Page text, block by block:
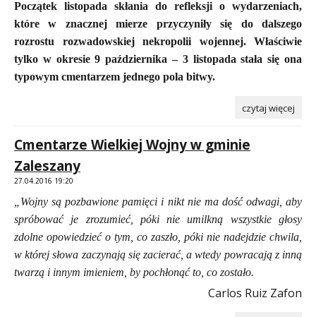
Początek listopada skłania do refleksji o wydarzeniach,
które w znacznej mierze przyczyniły się do dalszego
rozrostu rozwadowskiej nekropolii wojennej. Właściwie
tylko w okresie 9 października – 3 listopada stała się ona
typowym cmentarzem jednego pola bitwy.
czytaj więcej
Cmentarze Wielkiej Wojny w gminie
Zaleszany
27.04.2016 19:20
„Wojny są pozbawione pamięci i nikt nie ma dość odwagi, aby
spróbować je zrozumieć, póki nie umilkną wszystkie głosy
zdolne opowiedzieć o tym, co zaszło, póki nie nadejdzie chwila,
w której słowa zaczynają się zacierać, a wtedy powracają z inną
twarzą i innym imieniem, by pochłonąć to, co zostało.
Carlos Ruiz Zafon